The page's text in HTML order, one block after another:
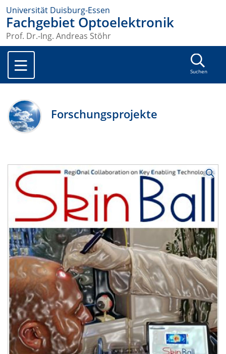
Universität Duisburg-Essen
Fachgebiet Optoelektronik
Prof. Dr.-Ing. Andreas Stöhr
Suchen
Forschungsprojekte